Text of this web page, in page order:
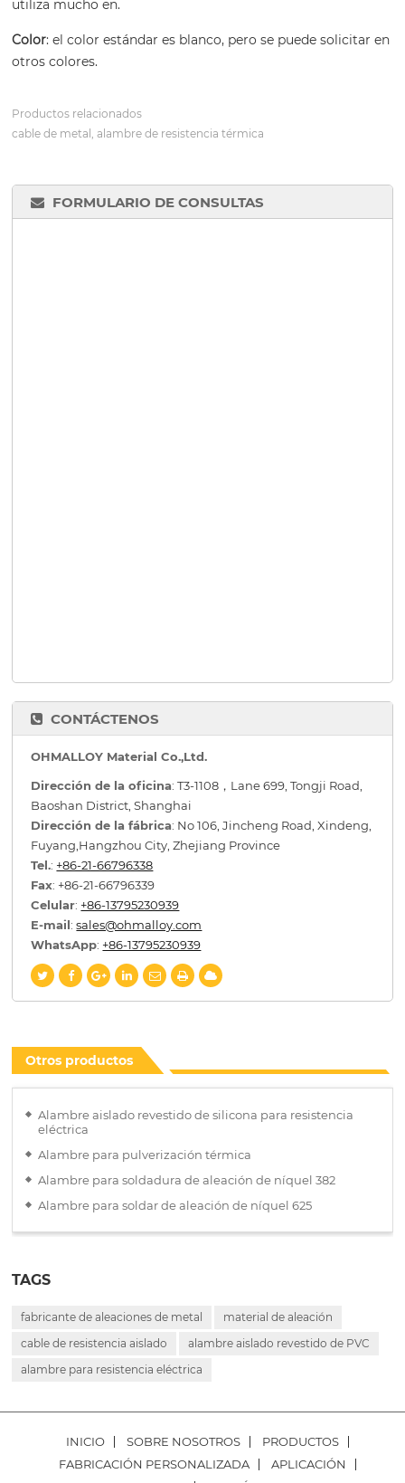
utiliza mucho en.
Color: el color estándar es blanco, pero se puede solicitar en
otros colores.
Productos relacionados
cable de metal, alambre de resistencia térmica
FORMULARIO DE CONSULTAS
CONTÁCTENOS
OHMALLOY Material Co.,Ltd.
Dirección de la oficina: T3-1108，Lane 699, Tongji Road,
Baoshan District, Shanghai
Dirección de la fábrica: No 106, Jincheng Road, Xindeng,
Fuyang,Hangzhou City, Zhejiang Province
Tel.: +86-21-66796338
Fax: +86-21-66796339
Celular: +86-13795230939
E-mail:sales@ohmalloy.com
WhatsApp: +86-13795230939
Otros productos
Alambre aislado revestido de silicona para resistencia
eléctrica
Alambre para pulverización térmica
Alambre para soldadura de aleación de níquel 382
Alambre para soldar de aleación de níquel 625
TAGS
fabricante de aleaciones de metal
material de aleación
cable de resistencia aislado
alambre aislado revestido de PVC
alambre para resistencia eléctrica
INICIO SOBRE NOSOTROS
PRODUCTOS
FABRICACIÓN PERSONALIZADA
APLICACIÓN